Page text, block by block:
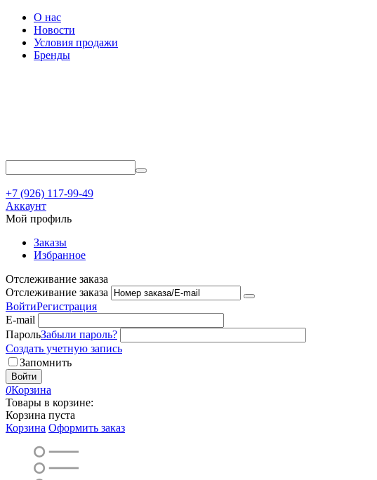
О нас
Новости
Условия продажи
Бренды
+7 (926) 117-99-49
Аккаунт
Мой профиль
Заказы
Избранное
Отслеживание заказа
Отслеживание заказа
ВойтиРегистрация
E-mail
ПарольЗабыли пароль?
Создать учетную запись
Запомнить
Войти
0Корзина
Товары в корзине:
Корзина пуста
Корзина Оформить заказ